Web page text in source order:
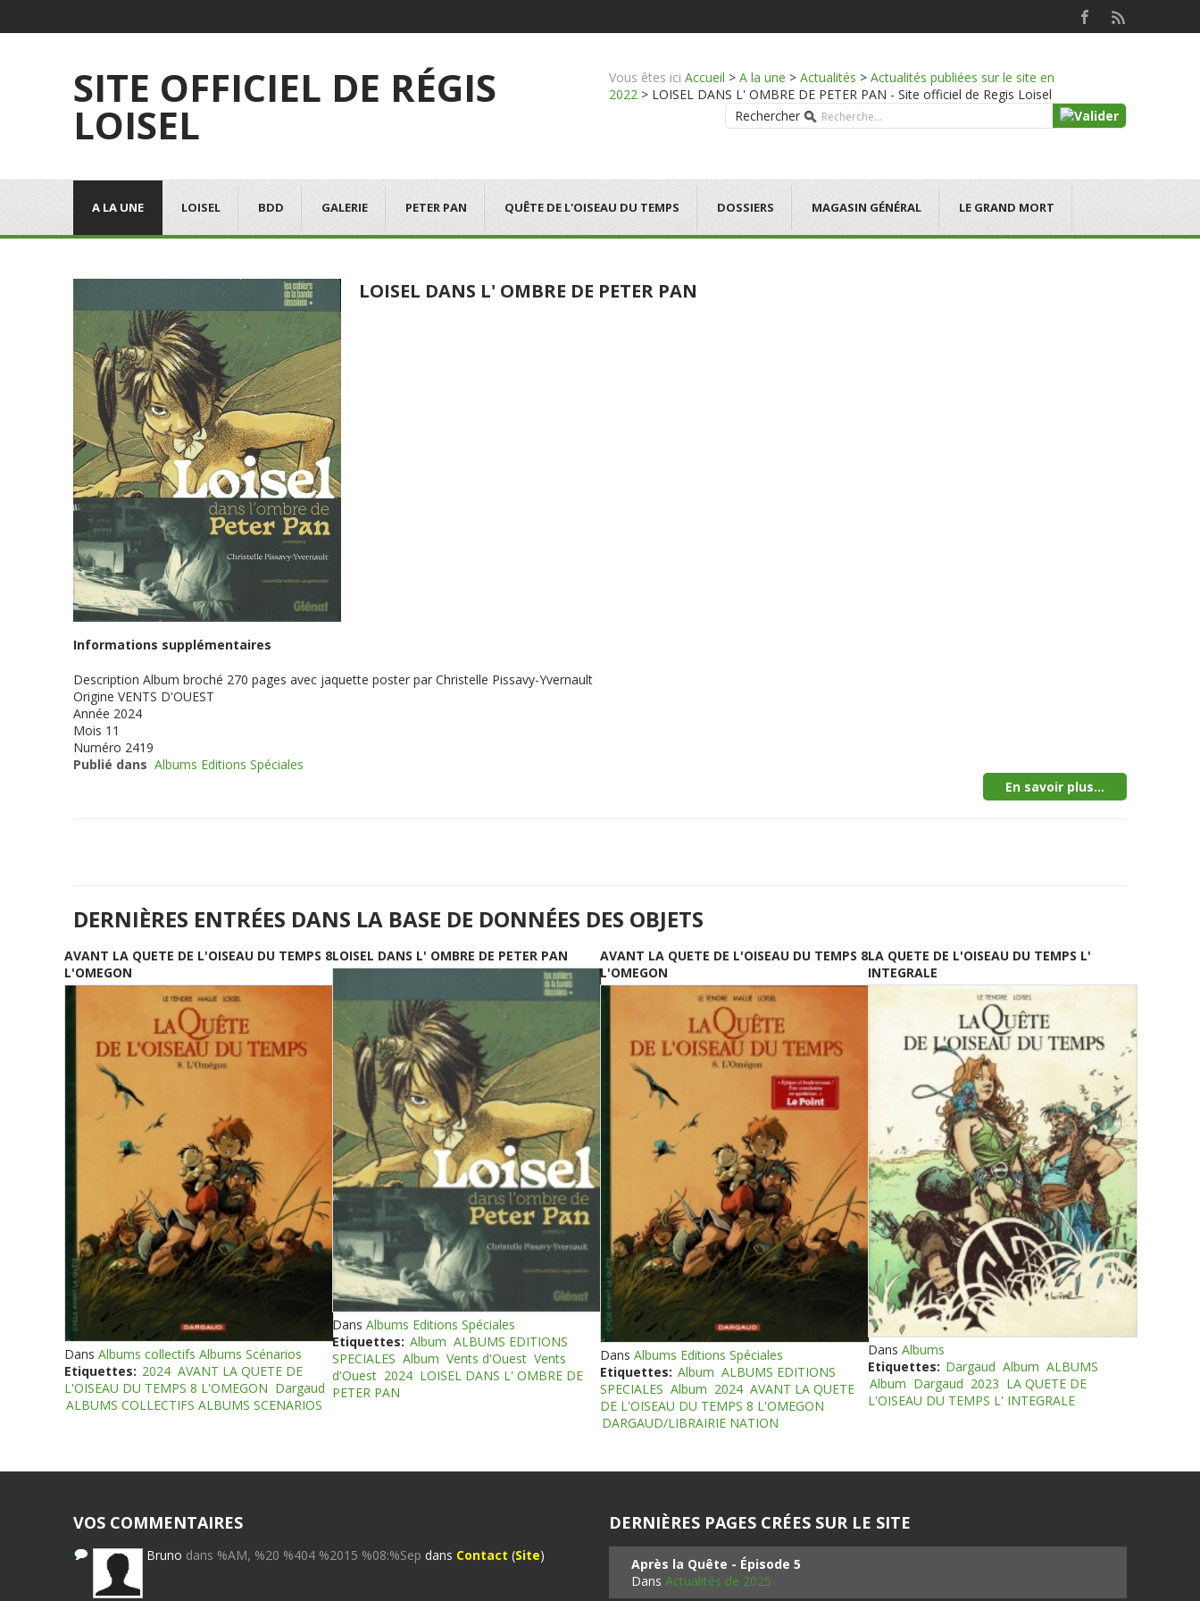
SITE OFFICIEL DE RÉGIS
LOISEL
Vous êtes ici Accueil > A la une > Actualités > Actualités publiées sur le site en
2022 > LOISEL DANS L' OMBRE DE PETER PAN - Site officiel de Regis Loisel
Rechercher
A LA UNE LOISEL BDD GALERIE PETER PAN QUÊTE DE L'OISEAU DU TEMPS DOSSIERS MAGASIN GÉNÉRAL LE GRAND MORT
LOISEL DANS L' OMBRE DE PETER PAN
Informations supplémentaires
Description Album broché 270 pages avec jaquette poster par Christelle Pissavy-Yvernault
Origine VENTS D'OUEST
Année 2024
Mois 11
Numéro 2419
Publié dans Albums Editions Spéciales
En savoir plus...
DERNIÈRES ENTRÉES DANS LA BASE DE DONNÉES DES OBJETS
AVANT LA QUETE DE L'OISEAU DU TEMPS 8
L'OMEGON
Dans Albums collectifs Albums Scénarios
Etiquettes: 2024 AVANT LA QUETE DE
L'OISEAU DU TEMPS 8 L'OMEGON Dargaud
ALBUMS COLLECTIFS ALBUMS SCENARIOS
LOISEL DANS L' OMBRE DE PETER PAN
Dans Albums Editions Spéciales
Etiquettes: Album ALBUMS EDITIONS
SPECIALES Album Vents d'Ouest Vents
d'Ouest 2024 LOISEL DANS L' OMBRE DE
PETER PAN
AVANT LA QUETE DE L'OISEAU DU TEMPS 8
L'OMEGON
Dans Albums Editions Spéciales
Etiquettes: Album ALBUMS EDITIONS
SPECIALES Album 2024 AVANT LA QUETE
DE L'OISEAU DU TEMPS 8 L'OMEGON
DARGAUD/LIBRAIRIE NATION
LA QUETE DE L'OISEAU DU TEMPS L'
INTEGRALE
Dans Albums
Etiquettes: Dargaud Album ALBUMS
Album Dargaud 2023 LA QUETE DE
L'OISEAU DU TEMPS L' INTEGRALE
VOS COMMENTAIRES
Bruno dans %AM, %20 %404 %2015 %08:%Sep dans Contact (Site)
DERNIÈRES PAGES CRÉES SUR LE SITE
Après la Quête - Épisode 5
Dans Actualités de 2025